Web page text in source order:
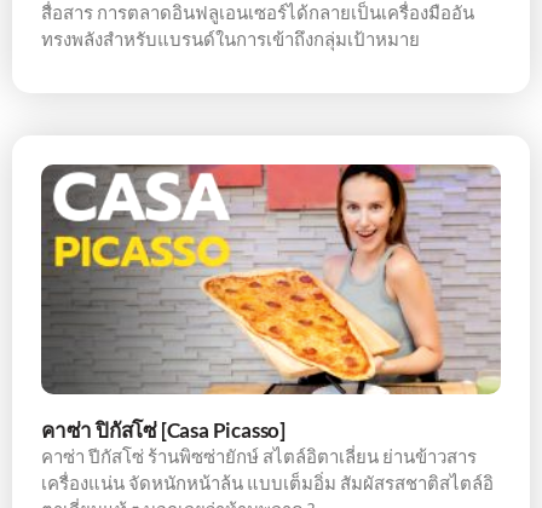
สื่อสาร การตลาดอินฟลูเอนเซอร์ได้กลายเป็นเครื่องมืออัน
ทรงพลังสำหรับแบรนด์ในการเข้าถึงกลุ่มเป้าหมาย
คาซ่า ปิกัสโซ่ [Casa Picasso]
คาซ่า ปีกัสโซ่ ร้านพิซซ่ายักษ์ สไตล์อิตาเลี่ยน ย่านข้าวสาร
เครื่องแน่น จัดหนักหน้าล้น แบบเต็มอิ่ม สัมผัสรสชาติสไตล์อิ